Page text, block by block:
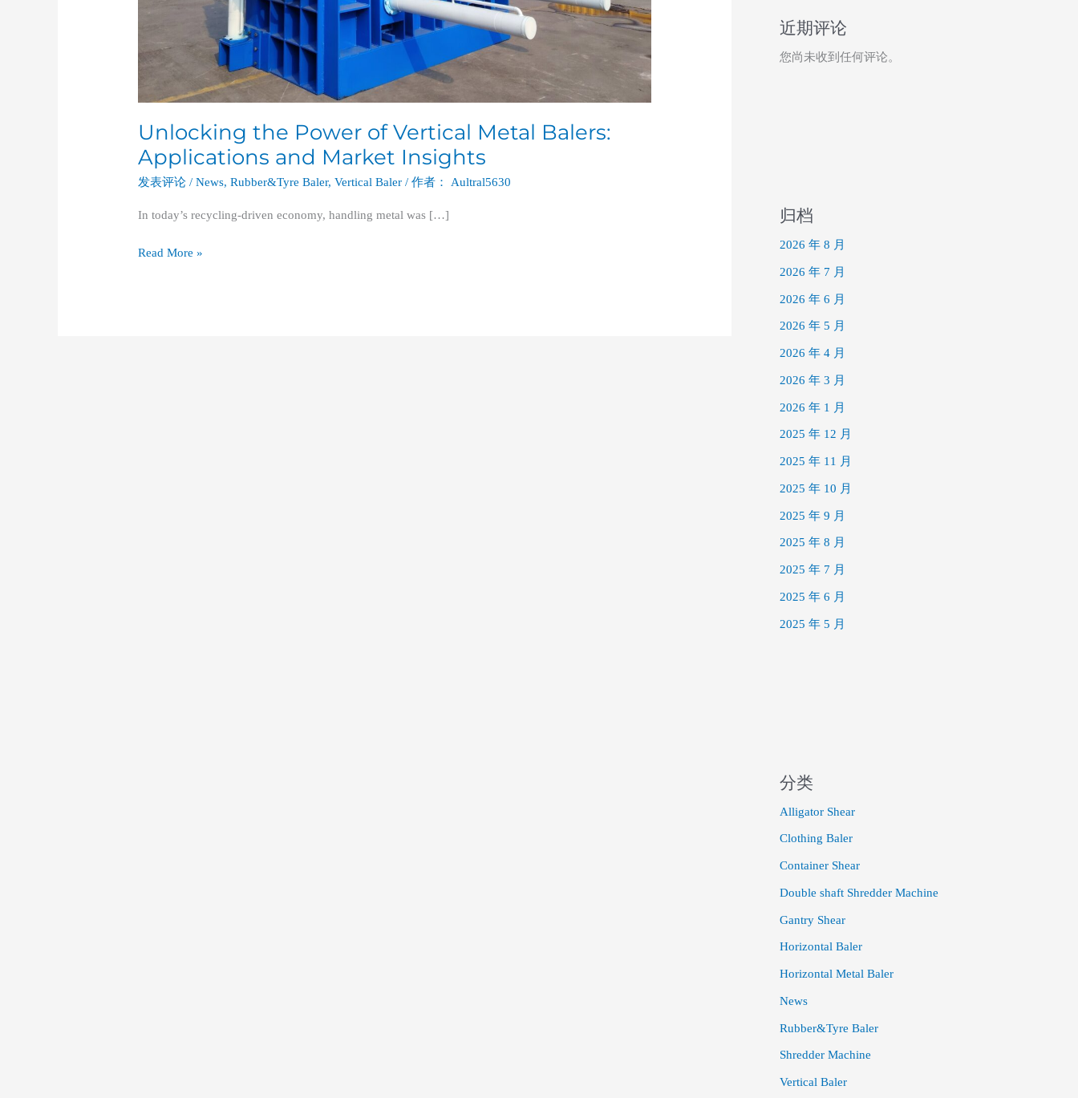
Unlocking the Power of Vertical Metal Balers:
Applications and Market Insights
发表评论 /News,Rubber&Tyre Baler,Vertical Baler / 作者： Aultral5630
In today’s recycling-driven economy, handling metal was […]
Read More »
近期评论
您尚未收到任何评论。
归档
2026 年 8 月
2026 年 7 月
2026 年 6 月
2026 年 5 月
2026 年 4 月
2026 年 3 月
2026 年 1 月
2025 年 12 月
2025 年 11 月
2025 年 10 月
2025 年 9 月
2025 年 8 月
2025 年 7 月
2025 年 6 月
2025 年 5 月
分类
Alligator Shear
Clothing Baler
Container Shear
Double shaft Shredder Machine
Gantry Shear
Horizontal Baler
Horizontal Metal Baler
News
Rubber&Tyre Baler
Shredder Machine
Vertical Baler